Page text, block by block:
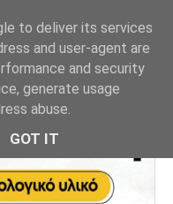
to deliver its services
and user-agent are
and security
generate usage
abuse.
GOT IT